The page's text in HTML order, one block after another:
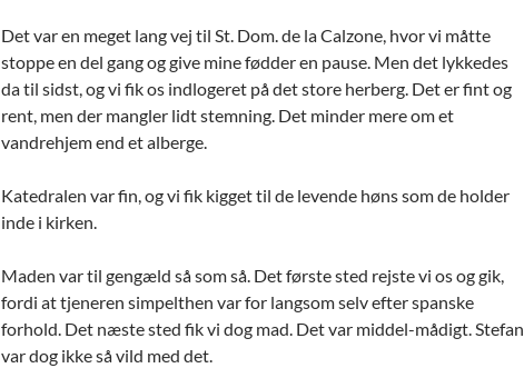
Det var en meget lang vej til St. Dom. de la Calzone, hvor vi måtte
stoppe en del gang og give mine fødder en pause. Men det lykkedes
da til sidst, og vi fik os indlogeret på det store herberg. Det er fint og
rent, men der mangler lidt stemning. Det minder mere om et
vandrehjem end et alberge.
Katedralen var fin, og vi fik kigget til de levende høns som de holder
inde i kirken.
Maden var til gengæld så som så. Det første sted rejste vi os og gik,
fordi at tjeneren simpelthen var for langsom selv efter spanske
forhold. Det næste sted fik vi dog mad. Det var middel-mådigt. Stefan
var dog ikke så vild med det.